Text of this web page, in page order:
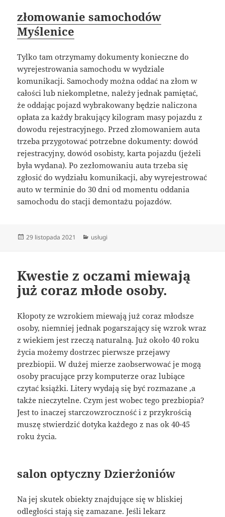
złomowanie samochodów
Myślenice
Tylko tam otrzymamy dokumenty konieczne do
wyrejestrowania samochodu w wydziale
komunikacji. Samochody można oddać na złom w
całości lub niekompletne, należy jednak pamiętać,
że oddając pojazd wybrakowany będzie naliczona
opłata za każdy brakujący kilogram masy pojazdu z
dowodu rejestracyjnego. Przed złomowaniem auta
trzeba przygotować potrzebne dokumenty: dowód
rejestracyjny, dowód osobisty, karta pojazdu (jeżeli
była wydana). Po zezłomowaniu auta trzeba się
zgłosić do wydziału komunikacji, aby wyrejestrować
auto w terminie do 30 dni od momentu oddania
samochodu do stacji demontażu pojazdów.
Data
29 listopada 2021 Kategorie
usługi
Kwestie z oczami miewają
już coraz młode osoby.
Kłopoty ze wzrokiem miewają już coraz młodsze
osoby, niemniej jednak pogarszający się wzrok wraz
z wiekiem jest rzeczą naturalną. Już około 40 roku
życia możemy dostrzec pierwsze przejawy
prezbiopii. W dużej mierze zaobserwować je mogą
osoby pracujące przy komputerze oraz lubiące
czytać książki. Litery wydają się być rozmazane ,a
także nieczytelne. Czym jest wobec tego prezbiopia?
Jest to inaczej starczowzroczność i z przykrością
muszę stwierdzić dotyka każdego z nas ok 40-45
roku życia.
salon optyczny Dzierżoniów
Na jej skutek obiekty znajdujące się w bliskiej
odległości stają się zamazane. Jeśli lekarz